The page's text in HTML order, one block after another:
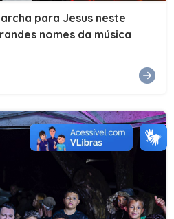
para Jesus neste
nomes da música